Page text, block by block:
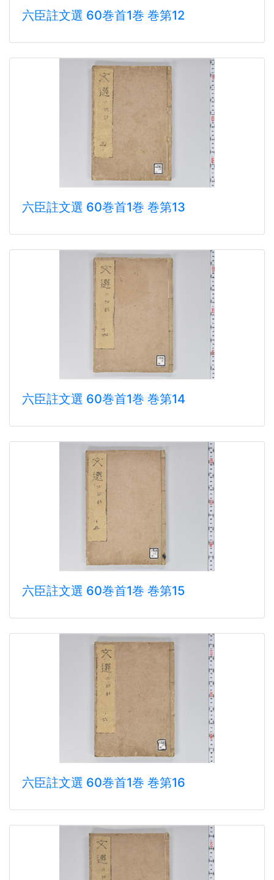
六臣註文選 60巻首1巻 巻第12
六臣註文選 60巻首1巻 巻第13
六臣註文選 60巻首1巻 巻第14
六臣註文選 60巻首1巻 巻第15
六臣註文選 60巻首1巻 巻第16